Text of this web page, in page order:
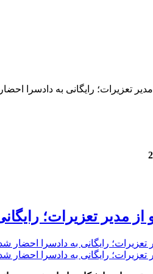
تعزیرات؛ رایگانی به دادسرا
مدیر تعزیرات؛